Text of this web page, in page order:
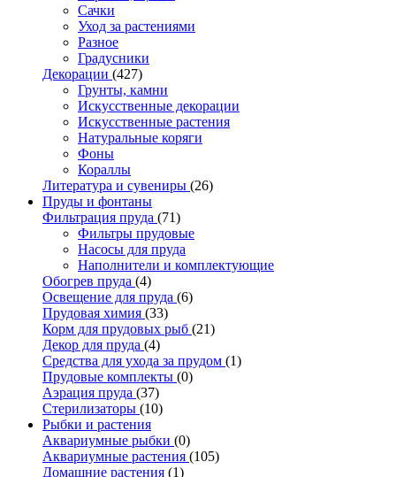
Сачки
Уход за растениями
Разное
Градусники
Декорации (427)
Грунты, камни
Искусственные декорации
Искусственные растения
Натуральные коряги
Фоны
Кораллы
Литература и сувениры (26)
Пруды и фонтаны
Фильтрация пруда (71)
Фильтры прудовые
Насосы для пруда
Наполнители и комплектующие
Обогрев пруда (4)
Освещение для пруда (6)
Прудовая химия (33)
Корм для прудовых рыб (21)
Декор для пруда (4)
Средства для ухода за прудом (1)
Прудовые комплекты (0)
Аэрация пруда (37)
Стерилизаторы (10)
Рыбки и растения
Аквариумные рыбки (0)
Аквариумные растения (105)
Домашние растения (1)